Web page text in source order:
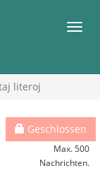
literoj
Geschlossen
Max. 500
Nachrichten.